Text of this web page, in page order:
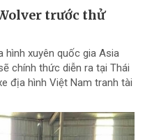
trước thử
hình xuyên quốc gia Asia
chính thức diễn ra tại Thái
địa hình Việt Nam tranh tài